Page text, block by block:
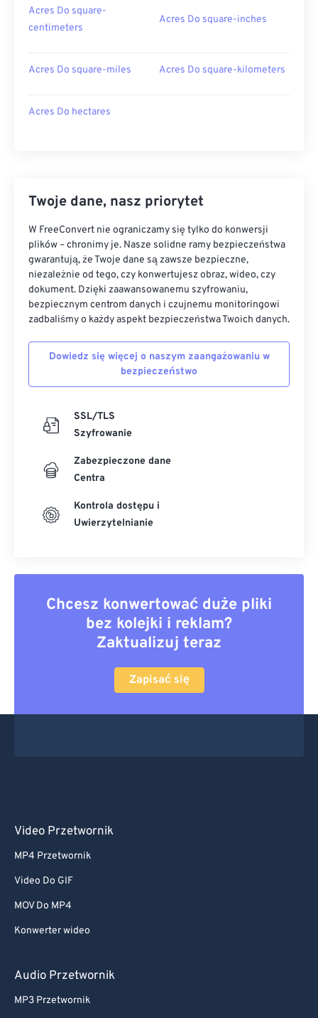
Acres Do square-
centimeters
Acres Do square-inches
Acres Do square-miles Acres Do square-kilometers
Acres Do hectares
Twoje dane, nasz priorytet
W FreeConvert nie ograniczamy się tylko do konwersji
plików – chronimy je. Nasze solidne ramy bezpieczeństwa
gwarantują, że Twoje dane są zawsze bezpieczne,
niezależnie od tego, czy konwertujesz obraz, wideo, czy
dokument. Dzięki zaawansowanemu szyfrowaniu,
bezpiecznym centrom danych i czujnemu monitoringowi
zadbaliśmy o każdy aspekt bezpieczeństwa Twoich danych.
Dowiedz się więcej o naszym zaangażowaniu w
bezpieczeństwo
SSL/TLS
Szyfrowanie
Zabezpieczone dane
Centra
Kontrola dostępu i
Uwierzytelnianie
Chcesz konwertować duże pliki
bez kolejki i reklam?
Zaktualizuj teraz
Zapisać się
Video Przetwornik
MP4 Przetwornik
Video Do GIF
MOV Do MP4
Konwerter wideo
Audio Przetwornik
MP3 Przetwornik